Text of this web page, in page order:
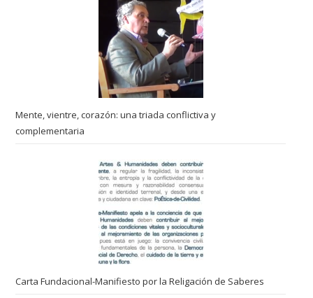
Mente, vientre, corazón: una triada conflictiva y
complementaria
Carta Fundacional-Manifiesto por la Religación de Saberes